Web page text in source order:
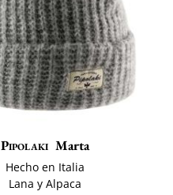
Pipolaki Marta
Hecho en Italia
Lana y Alpaca